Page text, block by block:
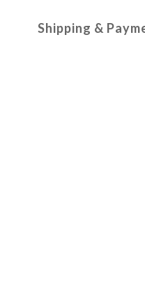
Shipping &